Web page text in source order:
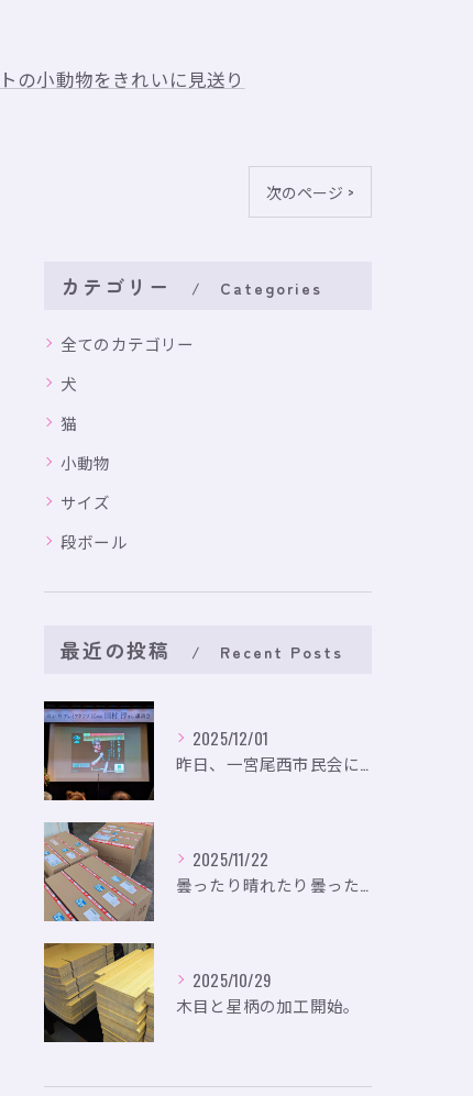
の小動物をきれいに見送り
次のページ >
カテゴリー Categories
全てのカテゴリー
犬
猫
小動物
サイズ
段ボール
最近の投稿 Recent Posts
2025/12/01
昨日、一宮尾西市民会にて、のいり主催のイベントにお出かけして...
2025/11/22
曇ったり晴れたり曇ったり。
2025/10/29
木目と星柄の加工開始。